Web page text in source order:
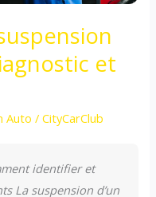
et
Auto /CityCarClub
identifier et
La suspension d’un